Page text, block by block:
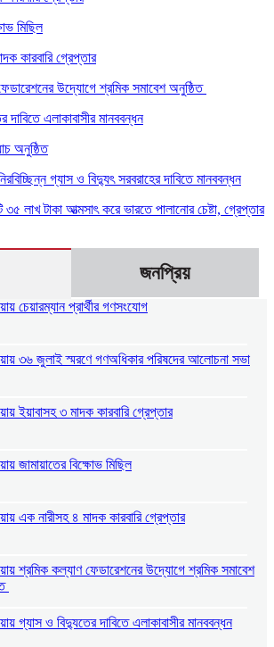
মিছিল
কারবারি গ্রেপ্তার
উদ্যোগে শ্রমিক সমাবেশ অনুষ্ঠিত
এলাকাবাসীর মানববন্ধন
অনুষ্ঠিত
গ্যাস ও বিদ্যুৎ সরবরাহের দাবিতে মানববন্ধন
লাখ টাকা আত্মসাৎ করে ভারতে পালানোর চেষ্টা, গ্রেপ্তার
জনপ্রিয়
চেয়ারম্যান প্রার্থীর গণসংযোগ
৩৬ জুলাই স্মরণে গণঅধিকার পরিষদের আলোচনা সভা
ইয়াবাসহ ৩ মাদক কারবারি গ্রেপ্তার
জামায়াতের বিক্ষোভ মিছিল
এক নারীসহ ৪ মাদক কারবারি গ্রেপ্তার
শ্রমিক কল্যাণ ফেডারেশনের উদ্যোগে শ্রমিক সমাবেশ
গ্যাস ও বিদ্যুতের দাবিতে এলাকাবাসীর মানববন্ধন